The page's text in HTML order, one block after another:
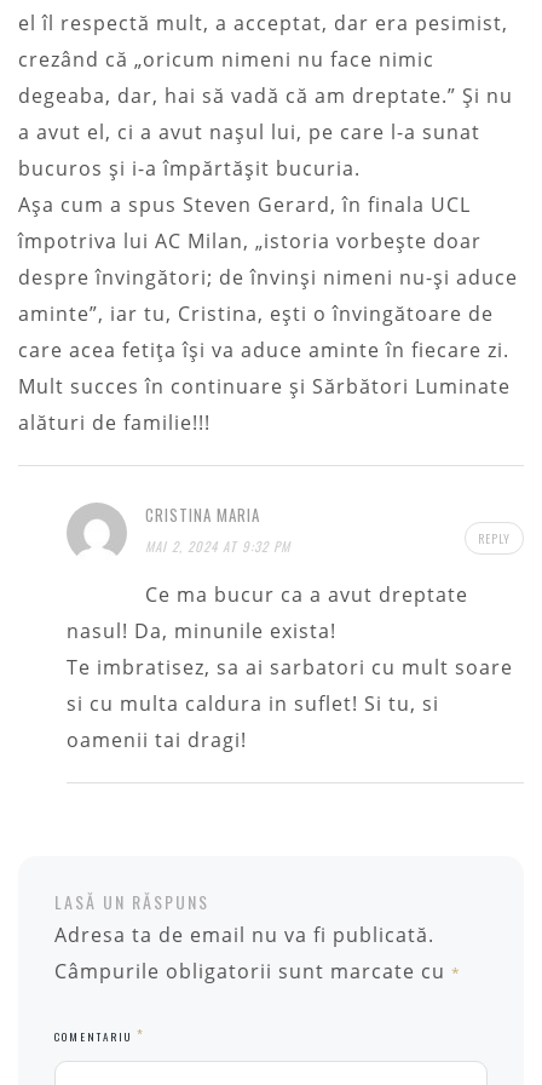
el îl respectă mult, a acceptat, dar era pesimist,
crezând că „oricum nimeni nu face nimic
degeaba, dar, hai să vadă că am dreptate.” Şi nu
a avut el, ci a avut nașul lui, pe care l-a sunat
bucuros şi i-a împărtăşit bucuria.
Aşa cum a spus Steven Gerard, în finala UCL
împotriva lui AC Milan, „istoria vorbeşte doar
despre învingători; de învinşi nimeni nu-şi aduce
aminte”, iar tu, Cristina, eşti o învingătoare de
care acea fetiţa îşi va aduce aminte în fiecare zi.
Mult succes în continuare şi Sărbători Luminate
alături de familie!!!
CRISTINA MARIA
MAI 2, 2024 AT 9:32 PM REPLY
Ce ma bucur ca a avut dreptate
nasul! Da, minunile exista!
Te imbratisez, sa ai sarbatori cu mult soare
si cu multa caldura in suflet! Si tu, si
oamenii tai dragi!
LASĂ UN RĂSPUNS
Adresa ta de email nu va fi publicată.
Câmpurile obligatorii sunt marcate cu *
COMENTARIU *